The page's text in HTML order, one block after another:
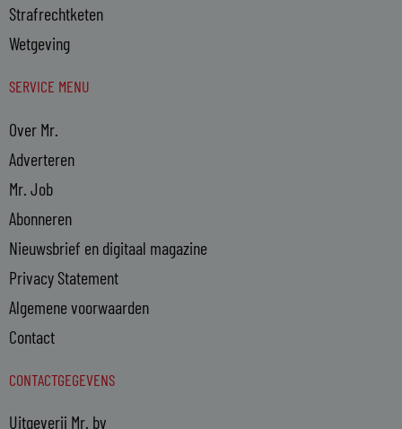
Strafrechtketen
Wetgeving
SERVICE MENU
Over Mr.
Adverteren
Mr. Job
Abonneren
Nieuwsbrief en digitaal magazine
Privacy Statement
Algemene voorwaarden
Contact
CONTACTGEGEVENS
Uitgeverij Mr. bv